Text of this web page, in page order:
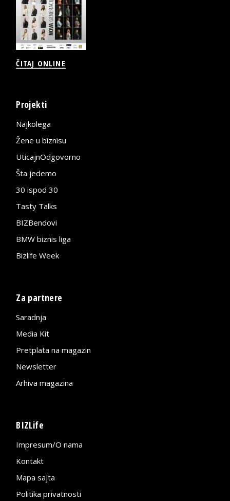
ČITAJ ONLINE
Projekti
Najkolega
Žene u biznisu
UticajnOdgovorno
Šta jedemo
30 ispod 30
Tasty Talks
BIZBendovi
BMW biznis liga
Bizlife Week
Za partnere
Saradnja
Media Kit
Pretplata na magazin
Newsletter
Arhiva magazina
BIZLife
Impresum/O nama
Kontakt
Mapa sajta
Politika privatnosti